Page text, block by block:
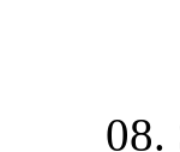
08.